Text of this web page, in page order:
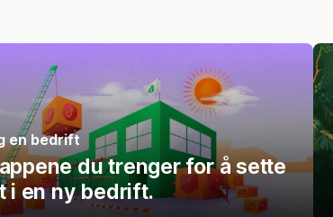
en bedrift
du trenger for å sette
i en ny bedrift.